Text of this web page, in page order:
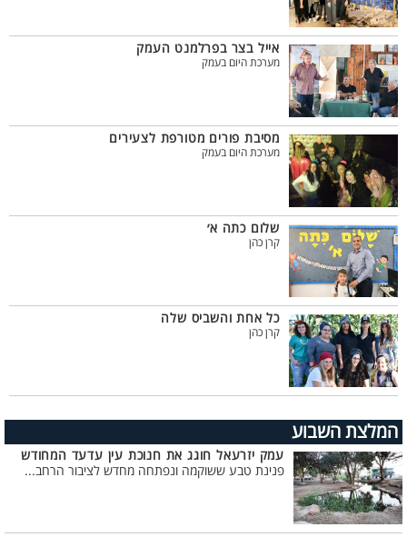
אייל בצר בפרלמנט העמק
מערכת היום בעמק
מסיבת פורים מטורפת לצעירים
מערכת היום בעמק
שלום כתה א׳
קרן כהן
כל אחת והשביס שלה
קרן כהן
המלצת השבוע
עמק יזרעאל חוגג את חנוכת עין עדעד המחודש
פנינת טבע ששוקמה ונפתחה מחדש לציבור הרחב...